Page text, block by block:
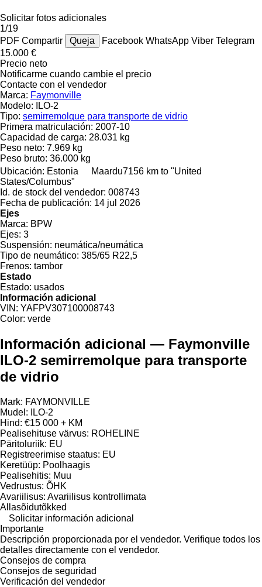
Solicitar fotos adicionales
1/19
PDF Compartir Queja Facebook WhatsApp Viber Telegram
15.000 €
Precio neto
Notificarme cuando cambie el precio
Contacte con el vendedor
Marca: Faymonville
Modelo:
ILO-2
Tipo: semirremolque para transporte de vidrio
Primera matriculación: 2007-10
Capacidad de carga: 28.031 kg
Peso neto: 7.969 kg
Peso bruto: 36.000 kg
Ubicación: Estonia Maardu7156 km to "United
States/Columbus"
Id. de stock del vendedor: 008743
Fecha de publicación: 14 jul 2026
Ejes
Marca: BPW
Ejes: 3
Suspensión: neumática/neumática
Tipo de neumático: 385/65 R22,5
Frenos: tambor
Estado
Estado: usados
Información adicional
VIN: YAFPV307100008743
Color: verde
Información adicional — Faymonville
ILO-2 semirremolque para transporte
de vidrio
Mark: FAYMONVILLE
Mudel: ILO-2
Hind: €15 000 + KM
Pealisehituse värvus: ROHELINE
Päritoluriik: EU
Registreerimise staatus: EU
Keretüüp: Poolhaagis
Pealisehitis: Muu
Vedrustus: ÕHK
Avariilisus: Avariilisus kontrollimata
Allasõidutõkked
Solicitar información adicional
Importante
Descripción proporcionada por el vendedor. Verifique todos los
detalles directamente con el vendedor.
Consejos de compra
Consejos de seguridad
Verificación del vendedor